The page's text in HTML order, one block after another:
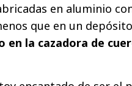
en aluminio
que en un
la cazadora de